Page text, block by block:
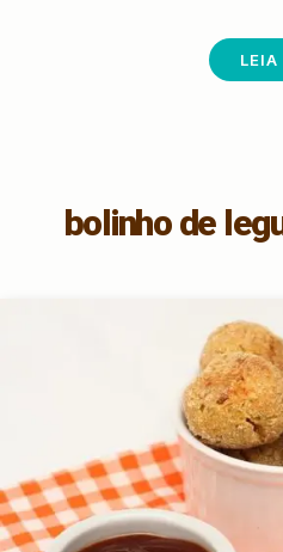
LEIA
bolinho de